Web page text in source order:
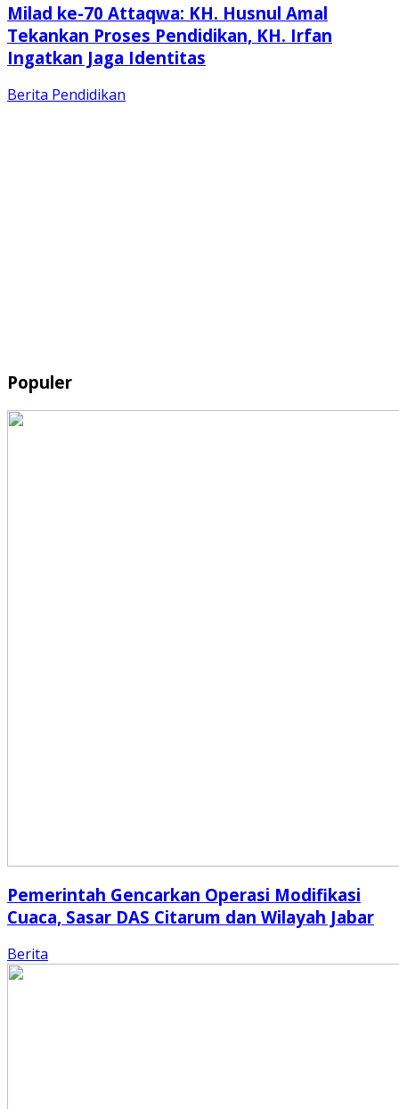
Milad ke-70 Attaqwa: KH. Husnul Amal
Tekankan Proses Pendidikan, KH. Irfan
Ingatkan Jaga Identitas
Berita Pendidikan
Populer
Pemerintah Gencarkan Operasi Modifikasi
Cuaca, Sasar DAS Citarum dan Wilayah Jabar
Berita